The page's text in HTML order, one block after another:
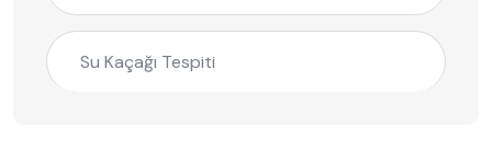
Su Kaçağı Tespiti